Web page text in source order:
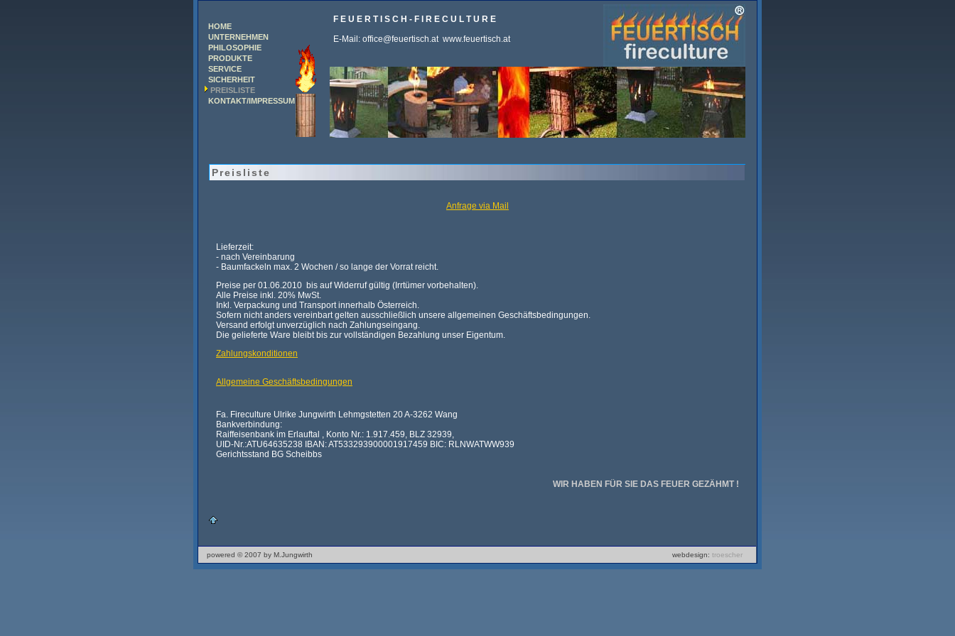
HOME
UNTERNEHMEN
PHILOSOPHIE
PRODUKTE
SERVICE
SICHERHEIT
PREISLISTE
KONTAKT/IMPRESSUM
F E U E R T I S C H - F I R E C U L T U R E
E-Mail: office@feuertisch.at www.feuertisch.at
Preisliste
Anfrage via Mail
Lieferzeit:
- nach Vereinbarung
- Baumfackeln max. 2 Wochen / so lange der Vorrat reicht.
Preise per 01.06.2010 bis auf Widerruf gültig (Irrtümer vorbehalten).
Alle Preise inkl. 20% MwSt.
Inkl. Verpackung und Transport innerhalb Österreich.
Sofern nicht anders vereinbart gelten ausschließlich unsere allgemeinen Geschäftsbedingungen.
Versand erfolgt unverzüglich nach Zahlungseingang.
Die gelieferte Ware bleibt bis zur vollständigen Bezahlung unser Eigentum.
Zahlungskonditionen
Allgemeine Geschäftsbedingungen
Fa. Fireculture Ulrike Jungwirth Lehmgstetten 20 A-3262 Wang
Bankverbindung:
Raiffeisenbank im Erlauftal , Konto Nr.: 1.917.459, BLZ 32939,
UID-Nr.:ATU64635238 IBAN: AT533293900001917459 BIC: RLNWATWW939
Gerichtsstand BG Scheibbs
WIR HABEN FÜR SIE DAS FEUER GEZÄHMT !
powered © 2007 by M.Jungwirth webdesign: troescher